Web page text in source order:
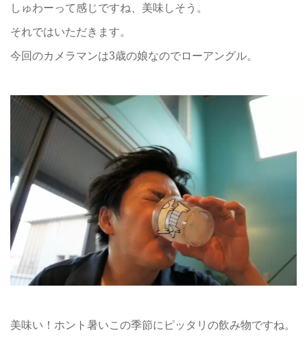
しゅわーって感じですね、美味しそう。
それではいただきます。
今回のカメラマンは3歳の娘なのでローアングル。
美味い！ホント暑いこの季節にピッタリの飲み物ですね。